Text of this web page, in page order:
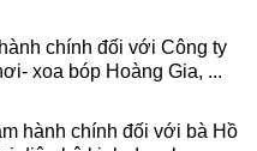
chính đối với Công ty
xoa bóp Hoàng Gia, ...
hành chính đối với bà Hồ